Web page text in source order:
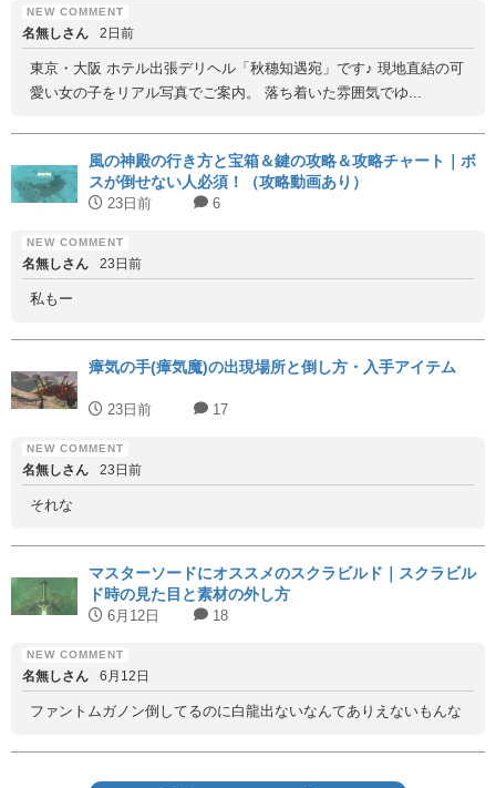
名無しさん 2日前
東京・大阪 ホテル出張デリヘル「秋穗知遇宛」です♪ 現地直結の可
愛い女の子をリアル写真でご案内。 落ち着いた雰囲気でゆ...
風の神殿の行き方と宝箱＆鍵の攻略＆攻略チャート｜ボ
スが倒せない人必須！（攻略動画あり）
23日前 6
名無しさん 23日前
私もー
瘴気の手(瘴気魔)の出現場所と倒し方・入手アイテム
23日前 17
名無しさん 23日前
それな
マスターソードにオススメのスクラビルド｜スクラビル
ド時の見た目と素材の外し方
6月12日 18
名無しさん 6月12日
ファントムガノン倒してるのに白龍出ないなんてありえないもんな